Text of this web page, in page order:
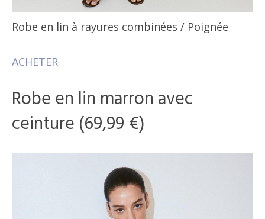
Robe en lin à rayures combinées / Poignée
ACHETER
Robe en lin marron avec
ceinture (69,99 €)